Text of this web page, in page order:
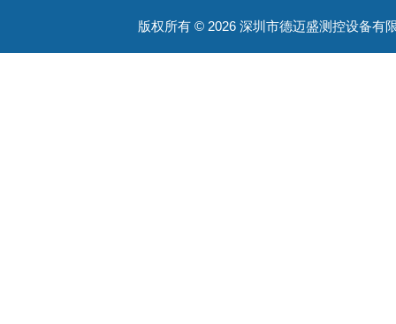
版权所有 © 2026 深圳市德迈盛测控设备